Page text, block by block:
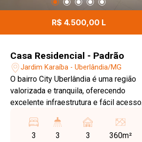
R$ 4.500,00 L
Casa Residencial - Padrão
Jardim Karaíba - Uberlândia/MG
O bairro City Uberlândia é uma região
valorizada e tranquila, oferecendo
excelente infraestrutura e fácil acesso
Próximo a supermercados, escolas,
farmácias, restaurantes e diversos
3
3
3
360m²